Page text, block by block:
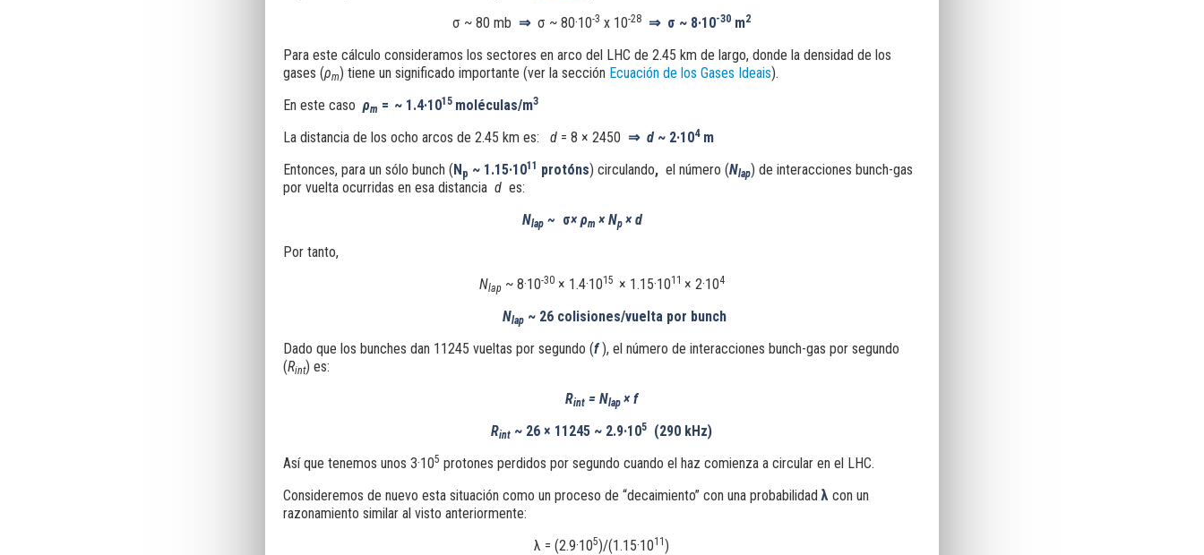
σ ~ 80 mb ⇒σ ~ 80·10-3 x 10-28 ⇒ σ ~ 8·10-30 m2
Para este cálculo consideramos los sectores en arco del LHC de 2.45 km de largo, donde la densidad de los
gases (ρm) tiene un significado importante (ver la sección Ecuación de los Gases Ideais).
En este caso ρm = ~ 1.4·1015 moléculas/m3
La distancia de los ocho arcos de 2.45 km es: d= 8 × 2450 ⇒ d~ 2·104m
Entonces, para un sólo bunch (Np ~ 1.15·1011 protóns) circulando, el número (Nlap) de interacciones bunch-gas
por vuelta ocurridas en esa distancia d es:
Nlap ~ σ× ρm × Np × d
Por tanto,
Nlap~ 8·10-30× 1.4·1015 × 1.15·1011 × 2·104
Nlap~ 26 colisiones/vuelta por bunch
Dado que los bunches dan 11245 vueltas por segundo (f), el número de interacciones bunch-gas por segundo
(Rint) es:
Rint =Nlap× f
Rint ~ 26 × 11245 ~ 2.9·105
(290 kHz)
Así que tenemos unos 3·105 protones perdidos por segundo cuando el haz comienza a circular en el LHC.
Consideremos de nuevo esta situación como un proceso de “decaimiento” con una probabilidad λ con un
razonamiento similar al visto anteriormente:
λ = (2.9·105)/(1.15·1011)